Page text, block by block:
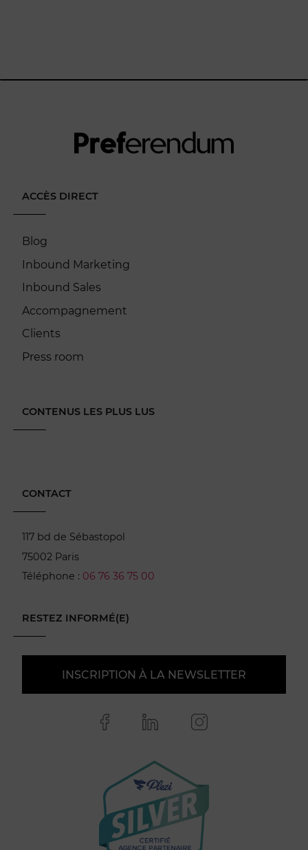
ACCÈS DIRECT
Blog
Inbound Marketing
Inbound Sales
Accompagnement
Clients
Press room
CONTENUS LES PLUS LUS
CONTACT
117 bd de Sébastopol
75002 Paris
Téléphone : 06 76 36 75 00
RESTEZ INFORMÉ(E)
INSCRIPTION À LA NEWSLETTER